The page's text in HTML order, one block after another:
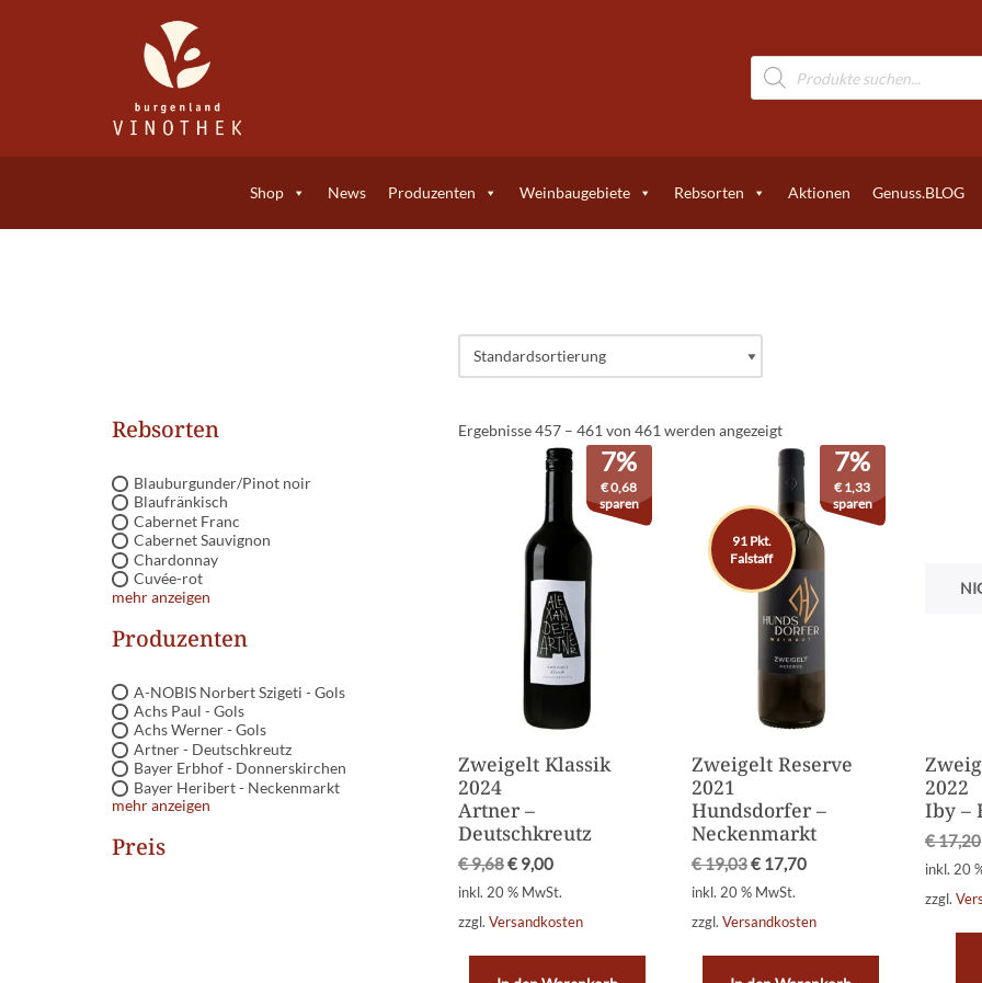
Shop News Produzenten Weinbaugebiete Rebsorten Aktionen Genuss.BLOG
Rebsorten
Blauburgunder/Pinot noir
Blaufränkisch
Cabernet Franc
Cabernet Sauvignon
Chardonnay
Cuvée-rot
mehr anzeigen
Produzenten
A-NOBIS Norbert Szigeti - Gols
Achs Paul - Gols
Achs Werner - Gols
Artner - Deutschkreutz
Bayer Erbhof - Donnerskirchen
Bayer Heribert - Neckenmarkt
mehr anzeigen
Preis
Ergebnisse 457 – 461 von 461 werden angezeigt
7%
€0,68
sparen
Zweigelt Klassik
2024
Artner –
Deutschkreutz
€9,68€9,00
inkl. 20 % MwSt.
zzgl. Versandkosten
91 Pkt.
Falstaff
7%
€1,33
sparen
Zweigelt Reserve
2021
Hundsdorfer –
Neckenmarkt
€19,03€17,70
inkl. 20 % MwSt.
zzgl. Versandkosten
2022
Iby –
€17,20
inkl. 20
zzgl.